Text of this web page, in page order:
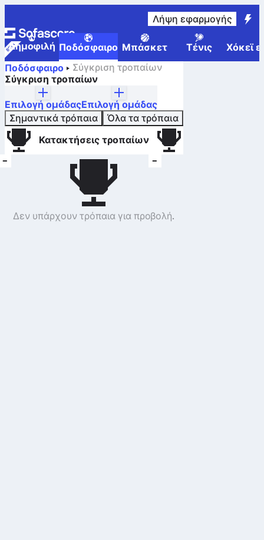
Λήψη εφαρμογής
Δημοφιλή Ποδόσφαιρο Μπάσκετ Τένις
Χόκεϊ
Ποδόσφαιρο
Σύγκριση τροπαίων
Σύγκριση τροπαίων
Επιλογή ομάδαςΕπιλογή ομάδας
Σημαντικά τρόπαια
Όλα τα τρόπαια
–
Κατακτήσεις τροπαίων
–
Δεν υπάρχουν τρόπαια για προβολή.